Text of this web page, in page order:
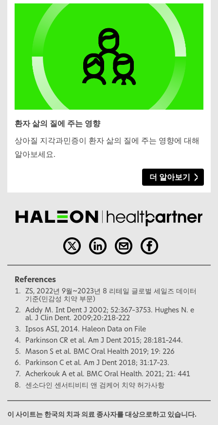
환자 삶의 질에 주는 영향
상아질 지각과민증이 환자 삶의 질에 주는 영향에 대해
알아보세요.
더 알아보기
References
ZS, 2022년 9월~2023년 8 리테일 글로벌 세일즈 데이터
기준(민감성 치약 부문)
Addy M. Int Dent J 2002; 52:367–3753. Hughes N. e
al. J Clin Dent. 2009;20:218-222
Ipsos ASI, 2014. Haleon Data on File
Parkinson CR et al. Am J Dent 2015; 28:181–244.
Mason S et al. BMC Oral Health 2019; 19: 226
Parkinson C et al. Am J Dent 2018; 31:17–23.
Acherkouk A et al. BMC Oral Health. 2021; 21: 441
센소다인 센서티비티 앤 검케어 치약 허가사항
이 사이트는 한국의 치과 의료 종사자를 대상으로하고 있습니다.